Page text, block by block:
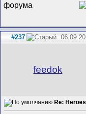
#237
feedok
Re: